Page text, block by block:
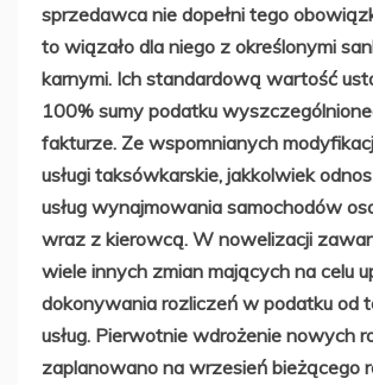
sprzedawca nie dopełni tego
to wiązało dla niego z określonymi
karnymi. Ich standardową wartość
100% sumy podatku
fakturze. Ze wspomnianych
usługi taksówkarskie, jakkolwiek
usług wynajmowania samochodów
wraz z kierowcą. W nowelizacji
wiele innych zmian mających na celu
dokonywania rozliczeń w podatku od
usług. Pierwotnie wdrożenie nowych
zaplanowano na wrzesień bieżącego